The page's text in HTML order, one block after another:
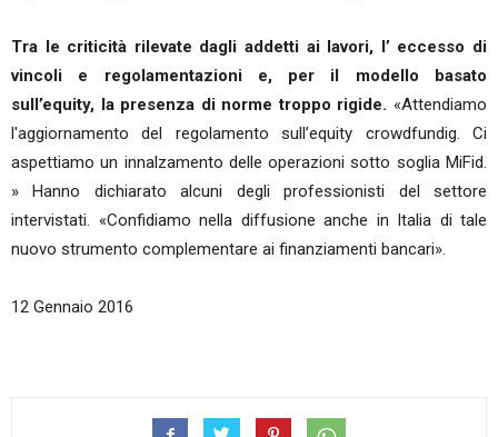
Tra le criticità rilevate dagli addetti ai lavori, l’ eccesso di
vincoli e regolamentazioni e, per il modello basato
sull’equity, la presenza di norme troppo rigide. «Attendiamo
l'aggiornamento del regolamento sull’equity crowdfundig. Ci
aspettiamo un innalzamento delle operazioni sotto soglia MiFid.
» Hanno dichiarato alcuni degli professionisti del settore
intervistati. «Confidiamo nella diffusione anche in Italia di tale
nuovo strumento complementare ai finanziamenti bancari».
12 Gennaio 2016